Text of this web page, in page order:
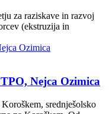
za raziskave in razvoj
(ekstruzija in
Nejca Ozimica
srednješolsko